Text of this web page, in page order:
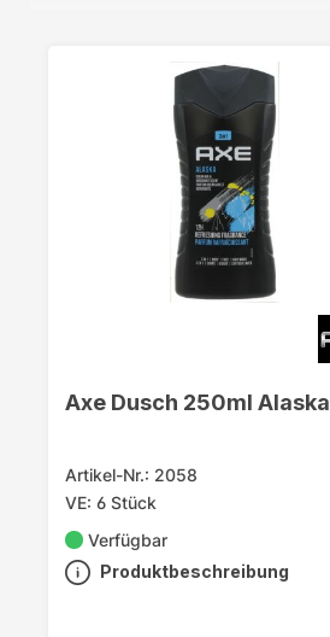
Axe Dusch 250ml Alaska
Artikel-Nr.: 2058
VE: 6 Stück
Verfügbar
Produktbeschreibung